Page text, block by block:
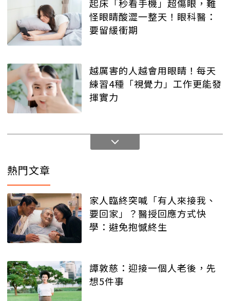
起床「秒看手機」超傷眼，難
怪眼睛酸澀一整天！眼科醫：
要留緩衝期
越厲害的人越會用眼睛！每天
練習4種「視覺力」工作更能發
揮實力
熱門文章
家人臨終突喊「有人來接我、
要回家」？醫授回應方式快
學：避免抱憾終生
譚敦慈：迎接一個人老後，先
想5件事